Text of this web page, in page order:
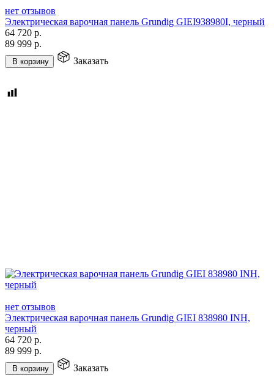
нет отзывов
Электрическая варочная панель Grundig GIEI938980I, черный
64 720 р.
89 999 р.
В корзину Заказать
нет отзывов
Электрическая варочная панель Grundig GIEI 838980 INH,
черный
64 720 р.
89 999 р.
В корзину Заказать